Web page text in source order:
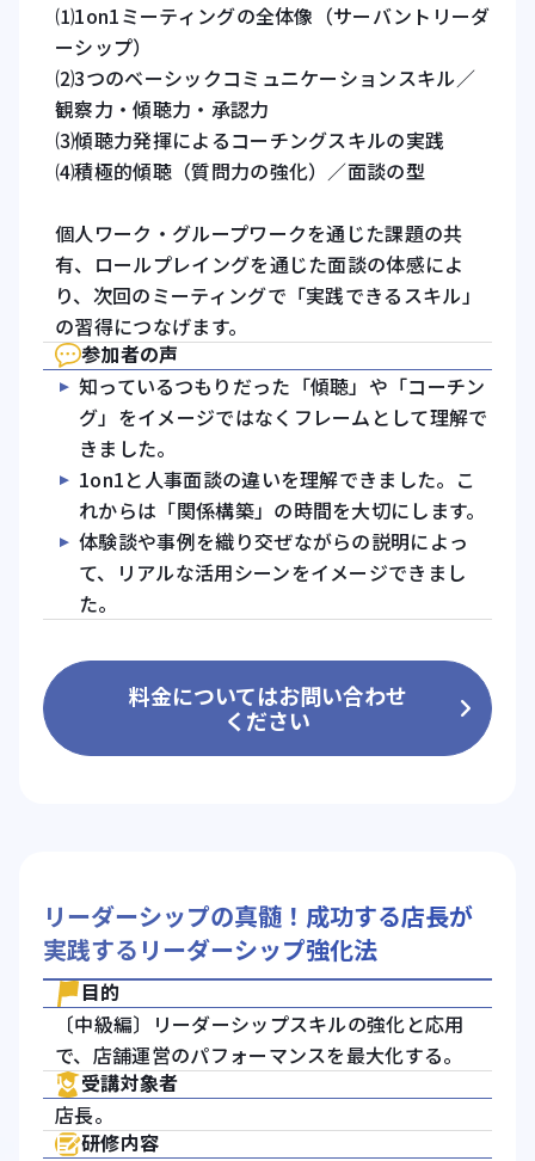
⑴1on1ミーティングの全体像（サーバントリーダ
ーシップ）
⑵3つのベーシックコミュニケーションスキル／
観察力・傾聴力・承認力
⑶傾聴力発揮によるコーチングスキルの実践
⑷積極的傾聴（質問力の強化）／面談の型
個人ワーク・グループワークを通じた課題の共
有、ロールプレイングを通じた面談の体感によ
り、次回のミーティングで「実践できるスキル」
の習得につなげます。
参加者の声
知っているつもりだった「傾聴」や「コーチン
グ」をイメージではなくフレームとして理解で
きました。
1on1と人事面談の違いを理解できました。こ
れからは「関係構築」の時間を大切にします。
体験談や事例を織り交ぜながらの説明によっ
て、リアルな活用シーンをイメージできまし
た。
料金についてはお問い合わせ
ください
リーダーシップの真髄！成功する店長が
実践するリーダーシップ強化法
目的
〔中級編〕リーダーシップスキルの強化と応用
で、店舗運営のパフォーマンスを最大化する。
受講対象者
店長。
研修内容